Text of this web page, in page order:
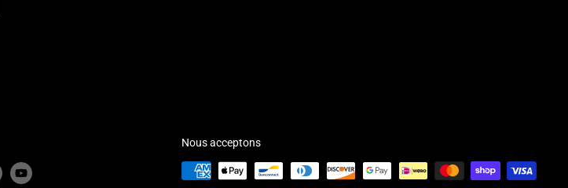
Nous acceptons